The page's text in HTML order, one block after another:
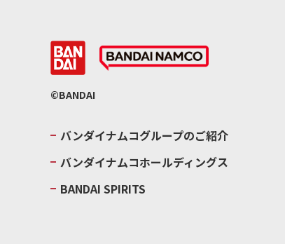
©BANDAI
バンダイナムコグループのご紹介
バンダイナムコホールディングス
BANDAI SPIRITS